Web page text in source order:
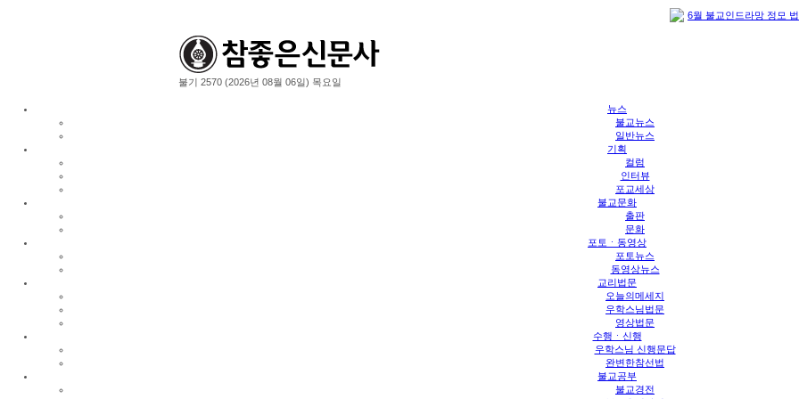
6월 불교인드라망 정모
불기 2570 (2026년 08월 06일) 목요일
뉴스
불교뉴스
일반뉴스
기획
컬럼
인터뷰
포교세상
불교문화
출판
문화
포토ㆍ동영상
포토뉴스
동영상뉴스
교리법문
오늘의메세지
우학스님법문
영상법문
수행ㆍ신행
우학스님 신행문답
완변한참선법
불교공부
불교경전